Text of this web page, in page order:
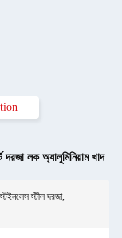
দরজা লক অ্যালুমিনিয়াম খাদ
স্টীল দরজা,